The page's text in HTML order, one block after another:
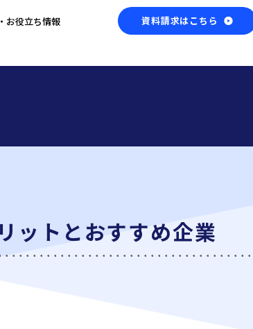
お役立ち情報 資料請求はこちら
ットとおすすめ企業